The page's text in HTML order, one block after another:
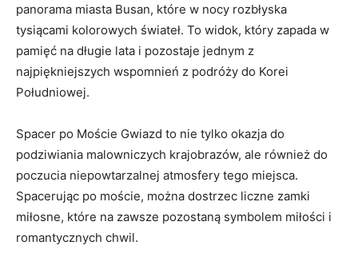
panorama miasta Busan, które w nocy rozbłyska
tysiącami kolorowych⁣ świateł. To widok, który zapada w
pamięć na długie lata i pozostaje jednym z‌
najpiękniejszych wspomnień z podróży do Korei
Południowej.
Spacer po ⁢Moście​ Gwiazd to nie tylko ‍okazja do
podziwiania malowniczych⁤ krajobrazów, ale również do
poczucia⁢ niepowtarzalnej atmosfery tego miejsca.
Spacerując po moście, można dostrzec liczne zamki
miłosne, które na zawsze pozostaną symbolem miłości i
romantycznych chwil.